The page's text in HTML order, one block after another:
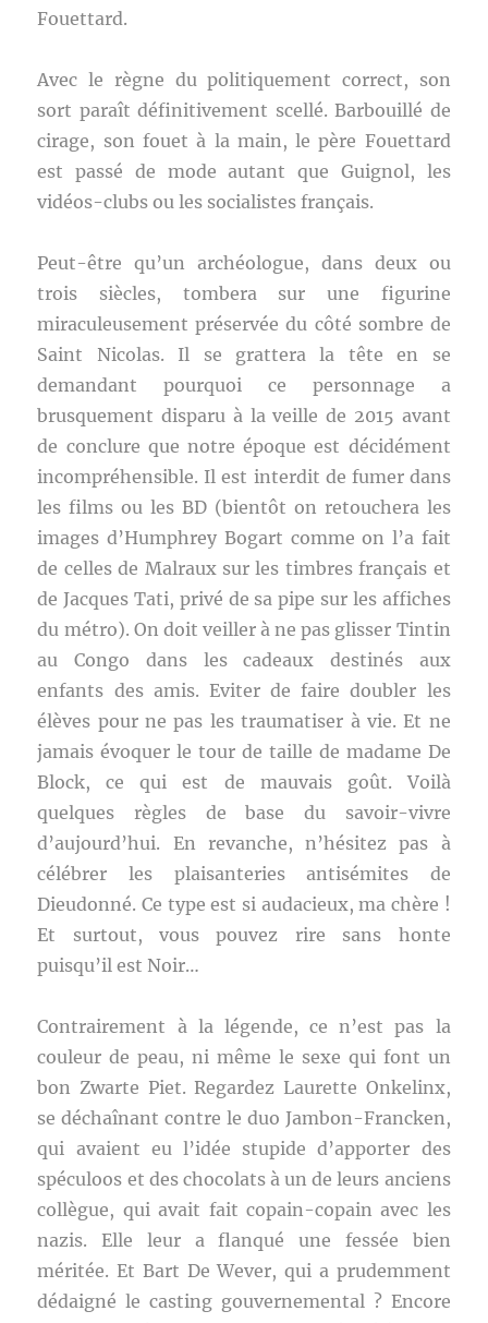
Fouettard.
Avec le règne du politiquement correct, son
sort paraît définitivement scellé. Barbouillé de
cirage, son fouet à la main, le père Fouettard
est passé de mode autant que Guignol, les
vidéos-clubs ou les socialistes français.
Peut-être qu’un archéologue, dans deux ou
trois siècles, tombera sur une figurine
miraculeusement préservée du côté sombre de
Saint Nicolas. Il se grattera la tête en se
demandant pourquoi ce personnage a
brusquement disparu à la veille de 2015 avant
de conclure que notre époque est décidément
incompréhensible. Il est interdit de fumer dans
les films ou les BD (bientôt on retouchera les
images d’Humphrey Bogart comme on l’a fait
de celles de Malraux sur les timbres français et
de Jacques Tati, privé de sa pipe sur les affiches
du métro). On doit veiller à ne pas glisser Tintin
au Congo dans les cadeaux destinés aux
enfants des amis. Eviter de faire doubler les
élèves pour ne pas les traumatiser à vie. Et ne
jamais évoquer le tour de taille de madame De
Block, ce qui est de mauvais goût. Voilà
quelques règles de base du savoir-vivre
d’aujourd’hui. En revanche, n’hésitez pas à
célébrer les plaisanteries antisémites de
Dieudonné. Ce type est si audacieux, ma chère !
Et surtout, vous pouvez rire sans honte
puisqu’il est Noir…
Contrairement à la légende, ce n’est pas la
couleur de peau, ni même le sexe qui font un
bon Zwarte Piet. Regardez Laurette Onkelinx,
se déchaînant contre le duo Jambon-Francken,
qui avaient eu l’idée stupide d’apporter des
spéculoos et des chocolats à un de leurs anciens
collègue, qui avait fait copain-copain avec les
nazis. Elle leur a flanqué une fessée bien
méritée. Et Bart De Wever, qui a prudemment
dédaigné le casting gouvernemental ? Encore